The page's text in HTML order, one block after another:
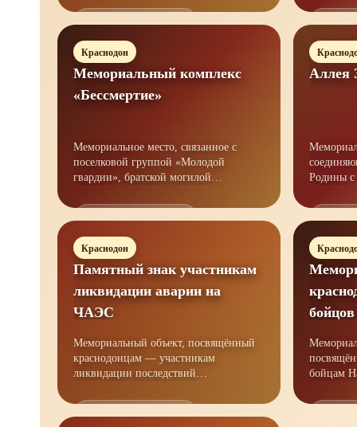
Афганистане.
Открыть материал →
Краснодон
Мемориальный комплекс
«Бессмертие»
Мемориальное место, связанное с
поселковой группой «Молодой
гвардии», братской могилой
погибших.
Открыть материал →
Аллея
Родины с образом мирного будущего и
Краснодон
Памятный знак участникам
ликвидации аварии на
ЧАЭС
Мемориальный объект, посвящённый
краснодонцам — участникам
ликвидации последствий
Открыть материал →
бойцам